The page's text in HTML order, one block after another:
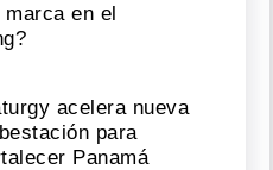
en el
acelera nueva
para
Panamá